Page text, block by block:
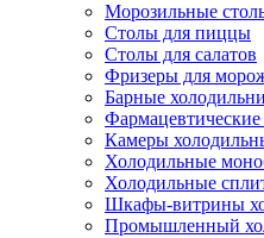
Морозильные
Столы для пиццы
Столы для салатов
Фризеры для
Барные
Камеры
Холодильные
Холодильные
Шкафы-витрины
Промышленный